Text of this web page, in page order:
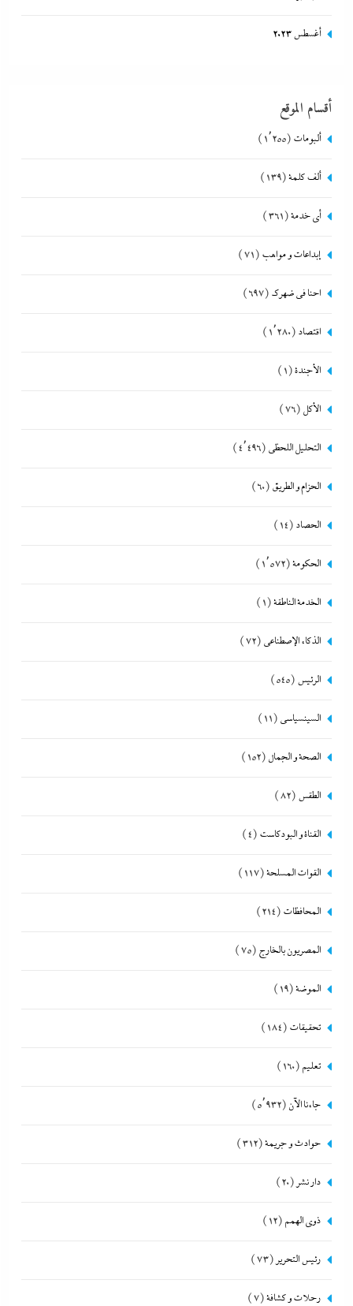
أغسطس 2023
أقسام الموقع
ألبومات (1٬255)
ألف كلمة(139)
أي خدمة(361)
إبداعات و مواهب (71)
احنا في ضهرك (697)
اقتصاد (1٬280)
الأجندة(1)
الأكل (76)
التحليل اللحظي (4٬496)
الحزام و الطريق (60)
الحصاد (14)
الحكومة(1٬572)
الخدمة الناطقة(1)
الذكاء الإصطناعي (72)
الرئيس (545)
السينسياسي (11)
الصحة و الجمال (152)
الطقس (82)
القناة و البودكاست (4)
القوات المسلحة(117)
المحافظات (214)
المصريون بالخارج (75)
الموضة(19)
تحقيقات (184)
تعليم (160)
جاءنا الآن (5٬932)
حوادث و جريمة(312)
دار نشر(20)
ذوى الهمم (12)
رئيس التحرير(73)
رحلات و كشافة(7)